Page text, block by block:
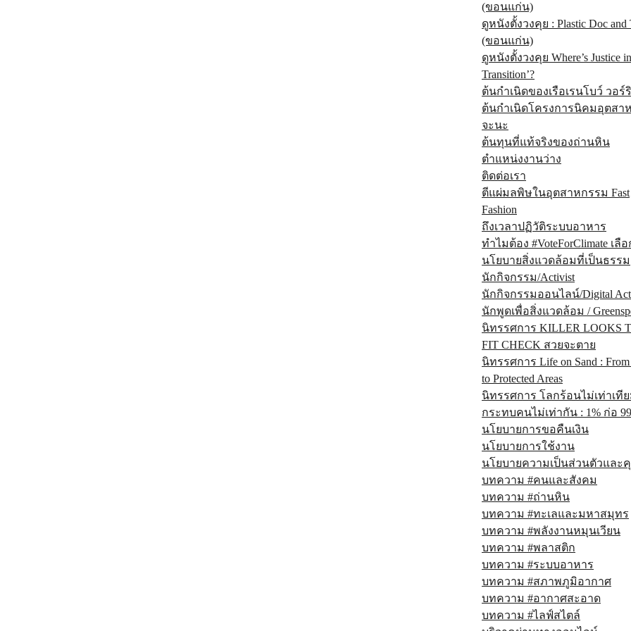
(ขอนแก่น)
ดูหนังตั้งวงคุย : Plastic Doc and
(ขอนแก่น)
ดูหนังตั้งวงคุย Where’s Justice in
Transition’?
ต้นกำเนิดของเรือเรนโบว์ วอร์
ต้นกำเนิดโครงการนิคมอุตสา
จะนะ
ต้นทุนที่แท้จริงของถ่านหิน
ตำแหน่งงานว่าง
ติดต่อเรา
ตีแผ่มลพิษในอุตสาหกรรม Fast
Fashion
ถึงเวลาปฏิวัติระบบอาหาร
ทำไมต้อง #VoteForClimate เลือ
นโยบายสิ่งแวดล้อมที่เป็นธรรม
นักกิจกรรม/Activist
นักกิจกรรมออนไลน์/Digital
นักพูดเพื่อสิ่งแวดล้อม /
นิทรรศการ KILLER LOOKS
FIT CHECK สวยจะตาย
นิทรรศการ Life on Sand : From
to Protected Areas
นิทรรศการ โลกร้อนไม่เท่าเที
กระทบคนไม่เท่ากัน : 1% ก่อ
นโยบายการขอคืนเงิน
นโยบายการใช้งาน
นโยบายความเป็นส่วนตัวและ
บทความ #คนและสังคม
บทความ #ถ่านหิน
บทความ #ทะเลและมหาสมุทร
บทความ #พลังงานหมุนเวียน
บทความ #พลาสติก
บทความ #ระบบอาหาร
บทความ #สภาพภูมิอากาศ
บทความ #อากาศสะอาด
บทความ #ไลฟ์สไตล์